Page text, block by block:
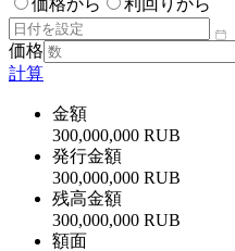
価格
計算
金額
300,000,000 RUB
発行金額
300,000,000 RUB
残高金額
300,000,000 RUB
額面